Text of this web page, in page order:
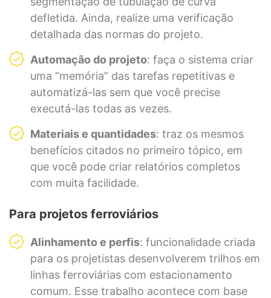
defletida. Ainda, realize uma verificação
detalhada das normas do projeto.
Automação do projeto: faça o sistema criar
uma “memória” das tarefas repetitivas e
automatizá-las sem que você precise
executá-las todas as vezes.
Materiais e quantidades: traz os mesmos
benefícios citados no primeiro tópico, em
que você pode criar relatórios completos
com muita facilidade.
Para projetos ferroviários
Alinhamento e perfis: funcionalidade criada
para os projetistas desenvolverem trilhos em
linhas ferroviárias com estacionamento
comum. Esse trabalho acontece com base